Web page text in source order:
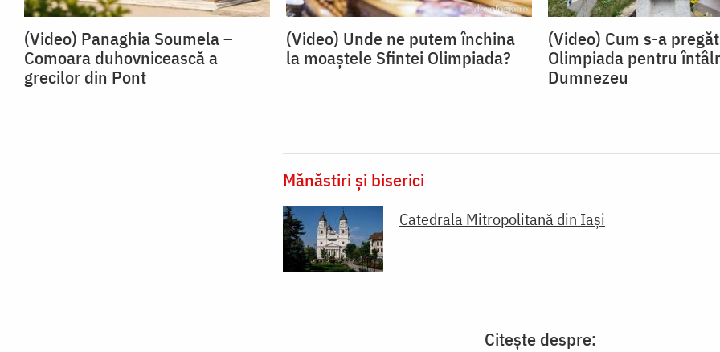
(Video) Panaghia Soumela –
Comoara duhovnicească a
grecilor din Pont
(Video) Unde ne putem închina
la moaștele Sfintei Olimpiada?
(Video) Cum s-a
Olimpiada pentru
Dumnezeu
Mănăstiri și biserici
Catedrala Mitropolitană din Iaşi
Citește despre: